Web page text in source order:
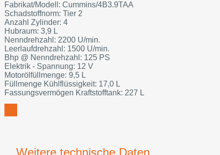
Fabrikat/Modell: Cummins/4B3.9TAA
Schadstoffnorm: Tier 2
Anzahl Zylinder: 4
Hubraum: 3,9 L
Nenndrehzahl: 2200 U/min.
Leerlaufdrehzahl: 1500 U/min.
Bhp @ Nenndrehzahl: 125 PS
Elektrik - Spannung: 12 V
Motorölfüllmenge: 9,5 L
Füllmenge Kühlflüssigkeit: 17,0 L
Fassungsvermögen Kraftstofftank: 227 L